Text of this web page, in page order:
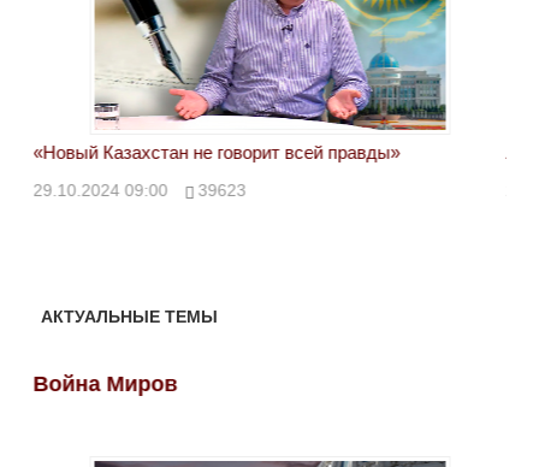
«Новый Казахстан не говорит всей правды»
29.10.2024 09:00 39623
АКТУАЛЬНЫЕ ТЕМЫ
Война Миров